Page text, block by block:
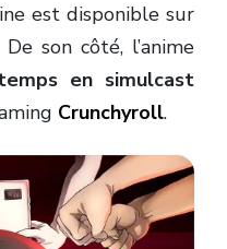
est disponible sur
De son côté, l’anime
en simulcast
Crunchyroll.